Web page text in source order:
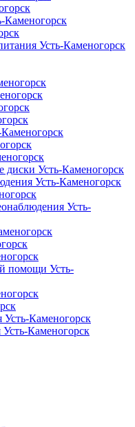
Каменогорск
Усть-Каменогорск
диски Усть-Каменогорск
Усть-Каменогорск
Усть-
помощи Усть-
Усть-Каменогорск
Каменогорск